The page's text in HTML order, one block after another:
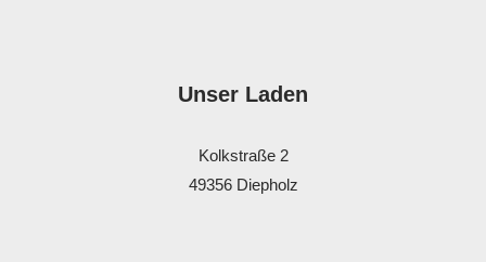
Unser Laden
Kolkstraße 2
49356 Diepholz